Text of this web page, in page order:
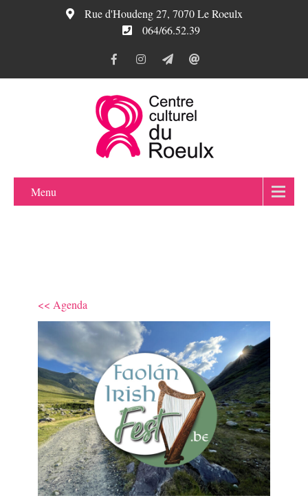
Rue d'Houdeng 27, 7070 Le Roeulx
064/66.52.39
Menu
<< Agenda